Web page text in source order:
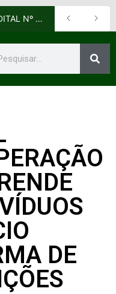
1º TENENTES DOS DIVERSOS QUADROS)
DE